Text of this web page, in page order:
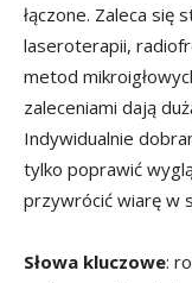
łączone. Zaleca się
laseroterapii,
metod
zaleceniami dają
Indywidualnie
tylko poprawić
przywrócić wiarę w
Słowa kluczowe: